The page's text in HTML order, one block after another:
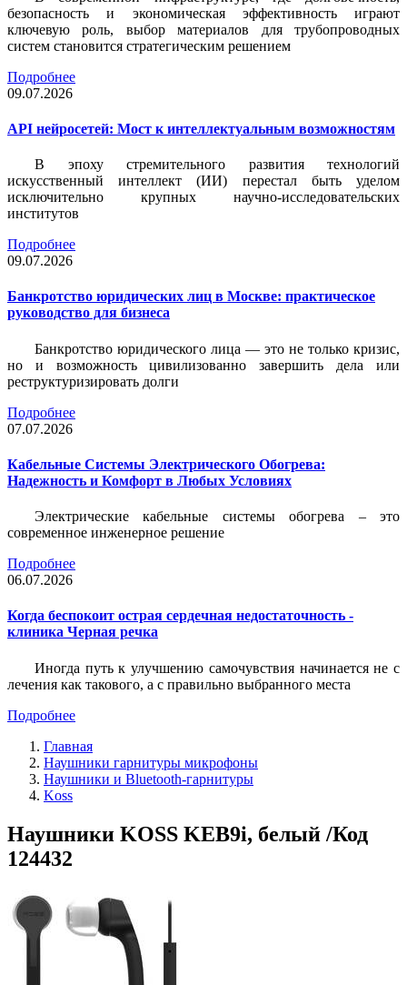
безопасность и экономическая эффективность играют
ключевую роль, выбор материалов для трубопроводных
систем становится стратегическим решением
Подробнее
09.07.2026
API нейросетей: Мост к интеллектуальным возможностям
В эпоху стремительного развития технологий
искусственный интеллект (ИИ) перестал быть уделом
исключительно крупных научно-исследовательских
институтов
Подробнее
09.07.2026
Банкротство юридических лиц в Москве: практическое
руководство для бизнеса
Банкротство юридического лица — это не только кризис,
но и возможность цивилизованно завершить дела или
реструктуризировать долги
Подробнее
07.07.2026
Кабельные Системы Электрического Обогрева:
Надежность и Комфорт в Любых Условиях
Электрические кабельные системы обогрева – это
современное инженерное решение
Подробнее
06.07.2026
Когда беспокоит острая сердечная недостаточность -
клиника Черная речка
Иногда путь к улучшению самочувствия начинается не с
лечения как такового, а с правильно выбранного места
Подробнее
Главная
Наушники гарнитуры микрофоны
Наушники и Bluetooth-гарнитуры
Koss
Наушники KOSS KEB9i, белый /Код
124432